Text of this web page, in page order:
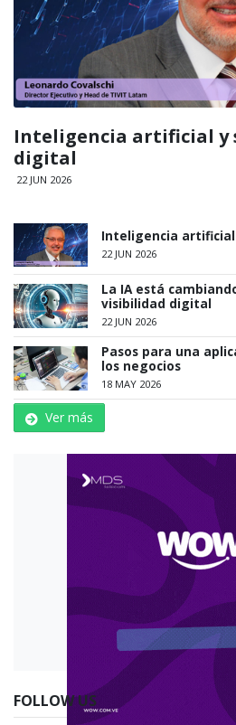
Inteligencia artificial y
digital
22 JUN 2026
Inteligencia
22 JUN 2026
La IA está
visibilidad digital
22 JUN 2026
Pasos para una
los negocios
18 MAY 2026
Ver más
FOLLOW US